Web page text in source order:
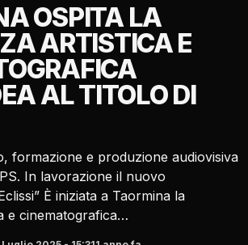
OSPITA LA
ARTISTICA E
AL TITOLO DI
formazione e produzione audiovisiva
In lavorazione il nuovo
È iniziata a Taormina la
e cinematografica…